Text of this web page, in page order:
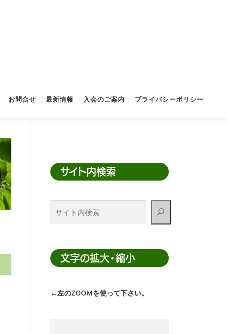
お問合せ 最新情報 入会のご案内 プライバシーポリシー
サイト内検索
検
索
文字の拡大・縮小
←左のZOOMを使って下さい。